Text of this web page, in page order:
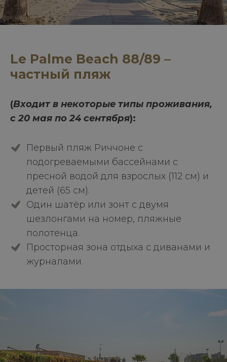
Le Palme Beach 88/89 –
частный пляж
(Входит в некоторые типы проживания,
с 20 мая по 24 сентября):
Первый пляж Риччоне с
подогреваемыми бассейнами с
пресной водой для взрослых (112 см) и
детей (65 см).
Один шатёр или зонт с двумя
шезлонгами на номер, пляжные
полотенца.
Просторная зона отдыха с диванами и
журналами.